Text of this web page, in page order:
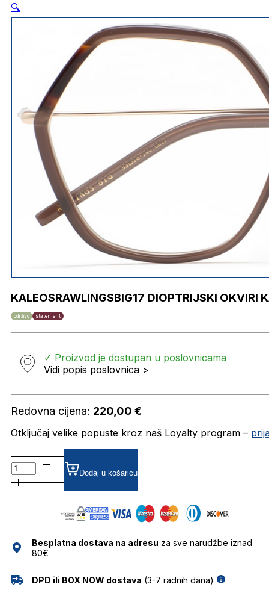
🔍
KALEOSRAWLINGSBIG17 DIOPTRIJSKI OKVIRI
održivo statement
✓ Proizvod je dostupan u poslovnicama
Vidi popis poslovnica >
Redovna cijena: 220,00 €
Otključaj velike popuste kroz naš Loyalty program –
KALEOSRAWLINGSBIG17 DIOPTRIJSKI
OKVIRI
KALEOS
Dodaj u košaricu
Besplatna dostava na adresu za sve narudžbe iznad
80€
DPD ili BOX NOW dostava (3-7 radnih dana)